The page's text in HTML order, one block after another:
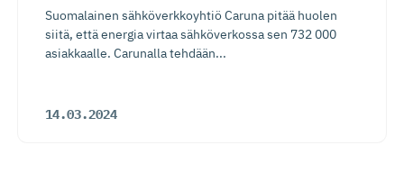
Suomalainen sähköverkkoyhtiö Caruna pitää huolen
siitä, että energia virtaa sähköverkossa sen 732 000
asiakkaalle. Carunalla tehdään...
14.03.2024